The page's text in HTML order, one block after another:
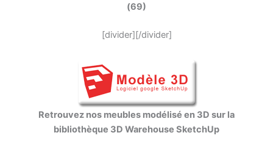
(69)
[divider][/divider]
Retrouvez nos meubles modélisé en 3D sur la
bibliothèque 3D Warehouse SketchUp